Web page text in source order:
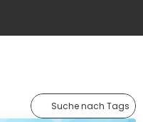
Suche nach Tags